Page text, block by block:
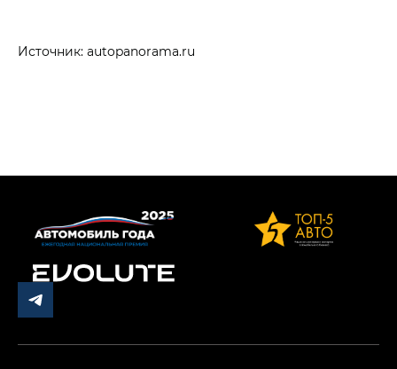
Источник: autopanorama.ru